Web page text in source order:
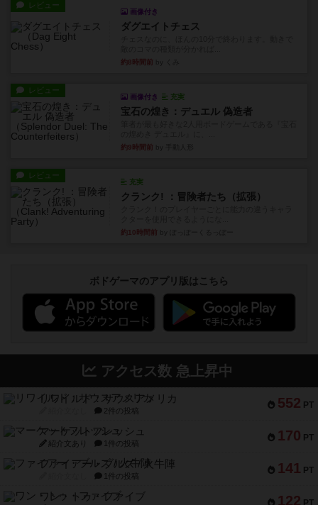
レビュー
画像付き
ダグエイトチェス
約8時間前
レビュー
画像付き 充実
宝石の煌き：デュエル 偽造者
約9時間前
レビュー
充実
クランク! ：冒険者たち（拡張）
約10時間前
ボドゲーマのアプリ版はこちら
アクセス数 急上昇中
552 PT
リワイルド：サウスアメリカ
2件の投稿
170 PT
マーケットフレッシュ
紹介文あり 1件の投稿
141 PT
ファイアー・ブルズ / 火牛陣
1件の投稿
122
ワン・トゥ・ファイブ